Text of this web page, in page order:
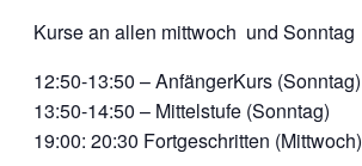
Kurse an allen mittwoch und Sonntag
12:50-13:50 – AnfängerKurs (Sonntag)
13:50-14:50 – Mittelstufe (Sonntag)
19:00: 20:30 Fortgeschritten (Mittwoch)